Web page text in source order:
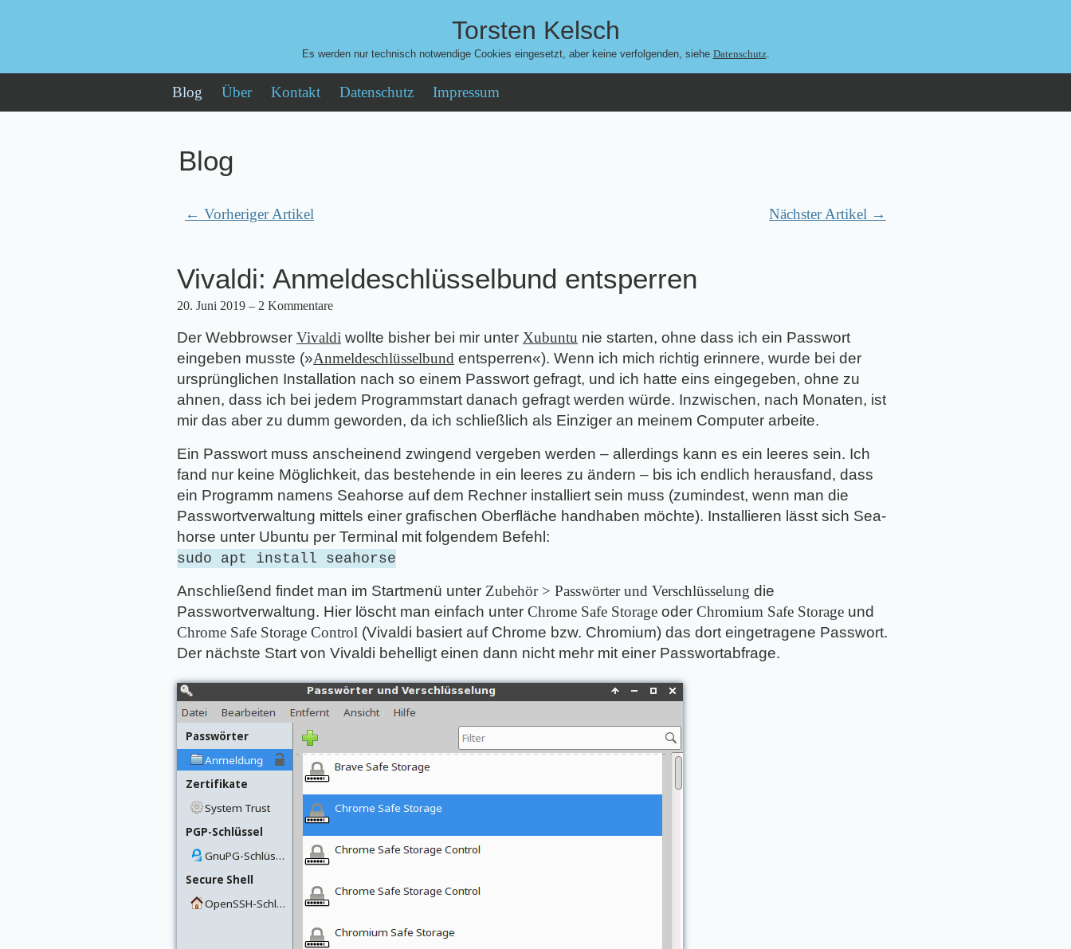
Torsten Kelsch
Es werden nur technisch notwendige Cookies eingesetzt, aber keine verfolgenden, siehe Datenschutz.
Blog Über Kontakt Datenschutz Impressum
Blog
← Vorheriger Artikel Nächster Artikel →
Vivaldi: Anmeldeschlüsselbund entsperren
20. Juni 2019 – 2 Kommentare
Der Webbrowser Vivaldi wollte bisher bei mir unter Xubuntu nie starten, ohne dass ich ein Passwort
eingeben musste (»Anmeldeschlüsselbund entsperren«). Wenn ich mich richtig erinnere, wurde bei der
ursprünglichen Installation nach so einem Passwort gefragt, und ich hatte eins eingegeben, ohne zu
ahnen, dass ich bei jedem Programmstart danach gefragt werden würde. Inzwischen, nach Monaten, ist
mir das aber zu dumm geworden, da ich schließlich als Einziger an meinem Computer arbeite.
Ein Passwort muss anscheinend zwingend vergeben werden – allerdings kann es ein leeres sein. Ich
fand nur keine Möglichkeit, das bestehende in ein leeres zu ändern – bis ich endlich herausfand, dass
ein Programm namens Seahorse auf dem Rechner installiert sein muss (zumindest, wenn man die
Passwortverwaltung mittels einer grafischen Oberfläche handhaben möchte). Installieren lässt sich Sea­­­
horse unter Ubuntu per Terminal mit folgendem Befehl:
sudo apt install seahorse
Anschließend findet man im Startmenü unter Zubehör > Passwörter und Verschlüsselung die
Passwortverwaltung. Hier löscht man einfach unter Chrome Safe Storage oder Chromium Safe Storage und
Chrome Safe Storage Control (Vivaldi basiert auf Chrome bzw. Chromium) das dort eingetragene Passwort.
Der nächste Start von Vivaldi behelligt einen dann nicht mehr mit einer Passwortabfrage.